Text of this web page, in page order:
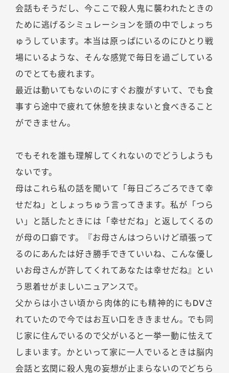
会話もそうだし、今ここで殺人鬼に襲われたときの
ために逃げるシミュレーションを頭の中でしょっち
ゅうしています。本当は原っぱにいるのにひとり戦
場にいるような、そんな感覚で毎日を過ごしている
のでとても疲れます。
最近は動いてもないのにすぐお腹がすいて、でも食
事すら途中で疲れて休憩を挟まないと食べきること
ができません。
でもそれを誰も理解してくれないのでどうしようも
ないです。
母はこれら私の話を聞いて「毎日ごろごろできて幸
せだね」としょっちゅう言ってきます。私が「つら
い」と話したときには「幸せだね」と返してくるの
が母の口癖です。『お母さんはつらいけど頑張って
るのにあんたは好き勝手できていいね、こんな優し
いお母さんが許してくれてあなたは幸せだね』とい
う恩着せがましいニュアンスで。
父からは小さい頃から肉体的にも精神的にもDVさ
れていたので今ではお互い口をききません。でも同
じ家に住んでいるので父がいると一挙一動に怯えて
しまいます。かといって家に一人でいるときは脳内
会話と玄関に殺人鬼の妄想が止まらないのでどちら